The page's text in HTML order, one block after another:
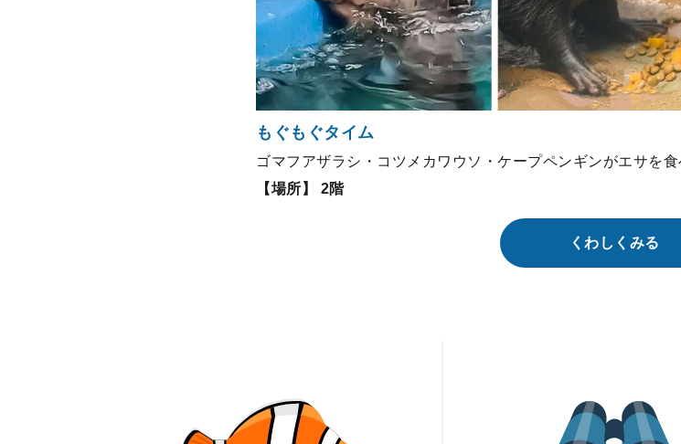
もぐもぐタイム
ゴマフアザラシ・コツメカワウソ・ケープペンギンがエサを
【場所】 2階
くわしくみる